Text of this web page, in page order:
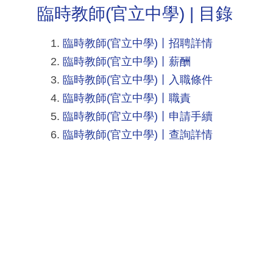
臨時教師(官立中學) | 目錄
臨時教師(官立中學)丨招聘詳情
臨時教師(官立中學)丨薪酬
臨時教師(官立中學)丨入職條件
臨時教師(官立中學)丨職責
臨時教師(官立中學)丨申請手續
臨時教師(官立中學)丨查詢詳情